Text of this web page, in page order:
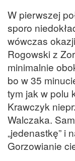
W pierwszej
sporo
wówczas
Rogowski z
minimalnie
bo w 35
tym jak w polu
Krawczyk
Walczaka.
„jedenastkę” i
Gorzowianie